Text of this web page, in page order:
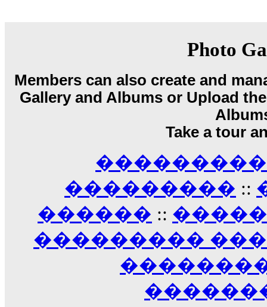
Echo, ���� �� ������� ��
������ �� �����.. "������" ���
15:33
��������� ����, ���������
����� ��������� ��
������! ��� ������ �� �����...
������� ���� ���� ������;
Photo
Members can also create and
Gallery and Albums or Upload
Take a tour
���������
��������� ::
������ ::
���������